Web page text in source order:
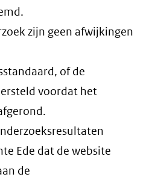
zijn geen afwijkingen
of de
voordat het
Ede dat de website
de